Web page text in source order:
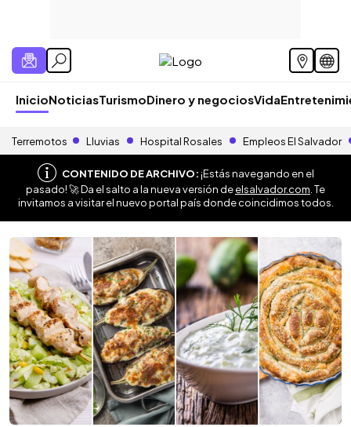
InicioNoticiasTurismoDinero y negociosVida
Terremotos Lluvias Hospital Rosales Empleos El Salvador
CONTENIDO DE ARCHIVO:¡Estás navegando en el
pasado! 🚀 Da el salto a la nueva versión deelsalvador.com . Te
invitamos a visitar el nuevo portal país donde coincidimos todos.